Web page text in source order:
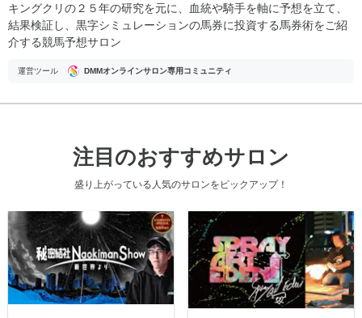
キングクリの２５年の研究を元に、血統や騎手を軸に予想を立て、
結果検証し、黒字シミュレーションの馬券に投資する馬券術をご紹
介する競馬予想サロン
運営ツール DMMオンラインサロン専用コミュニティ
注目のおすすめサロン
盛り上がっている人気のサロンをピックアップ！